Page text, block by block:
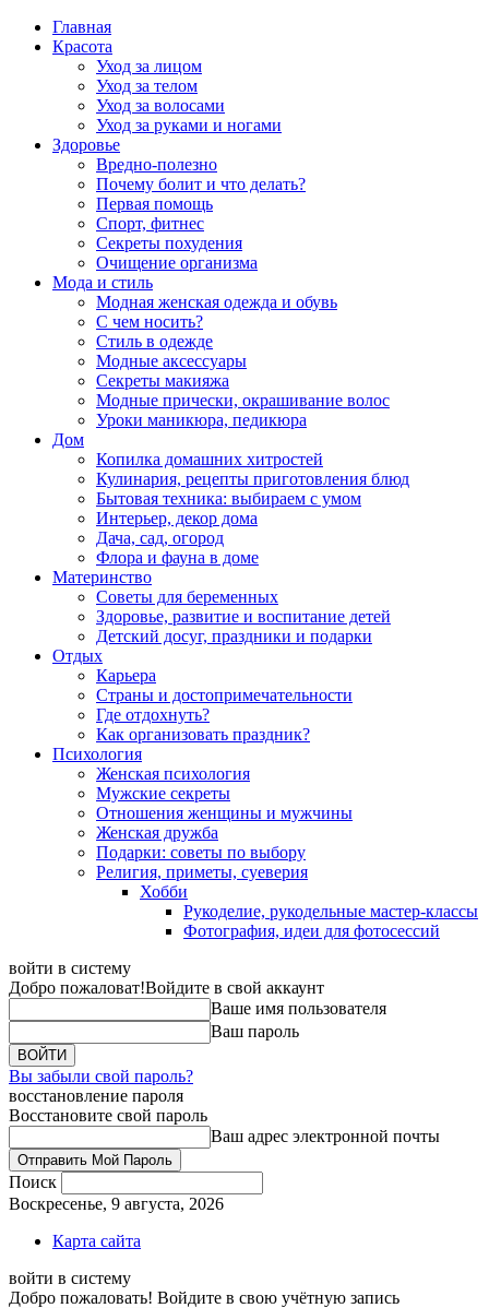
Главная
Красота
Уход за лицом
Уход за телом
Уход за волосами
Уход за руками и ногами
Здоровье
Вредно-полезно
Почему болит и что делать?
Первая помощь
Спорт, фитнес
Секреты похудения
Очищение организма
Мода и стиль
Модная женская одежда и обувь
С чем носить?
Стиль в одежде
Модные аксессуары
Секреты макияжа
Модные прически, окрашивание волос
Уроки маникюра, педикюра
Дом
Копилка домашних хитростей
Кулинария, рецепты приготовления блюд
Бытовая техника: выбираем с умом
Интерьер, декор дома
Дача, сад, огород
Флора и фауна в доме
Материнство
Советы для беременных
Здоровье, развитие и воспитание детей
Детский досуг, праздники и подарки
Отдых
Карьера
Страны и достопримечательности
Где отдохнуть?
Как организовать праздник?
Психология
Женская психология
Мужские секреты
Отношения женщины и мужчины
Женская дружба
Подарки: советы по выбору
Религия, приметы, суеверия
Хобби
Рукоделие, рукодельные мастер-классы
Фотография, идеи для фотосессий
войти в систему
Добро пожаловат!Войдите в свой аккаунт
Ваше имя пользователя
Ваш пароль
Вы забыли свой пароль?
восстановление пароля
Восстановите свой пароль
Ваш адрес электронной почты
Поиск
Воскресенье, 9 августа, 2026
Карта сайта
войти в систему
Добро пожаловать! Войдите в свою учётную запись